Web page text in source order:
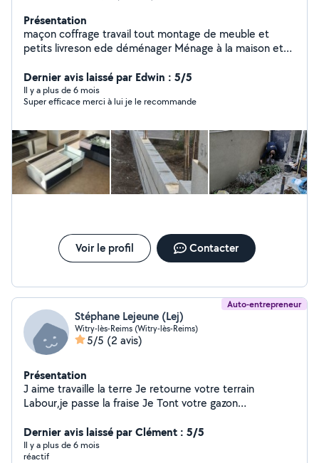
Présentation
maçon coffrage travail tout montage de meuble et
petits livreson ede déménager Ménage à la maison et
Dernier avis laissé par Edwin : 5/5
Il y a plus de 6 mois
Super efficace merci à lui je le recommande
Voir le profil Contacter
Auto-entrepreneur
Stéphane Lejeune (Lej)
Witry-lès-Reims (Witry-lès-Reims)
5/5 (2 avis)
Présentation
J aime travaille la terre Je retourne votre terrain
Labour,je passe la fraise Je Tont votre gazon
remorque
Dernier avis laissé par Clément : 5/5
Il y a plus de 6 mois
réactif